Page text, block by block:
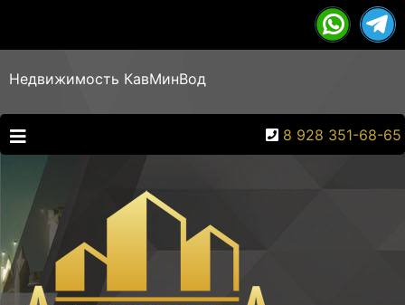
Недвижимость КавМинВод
8 928 351-68-65